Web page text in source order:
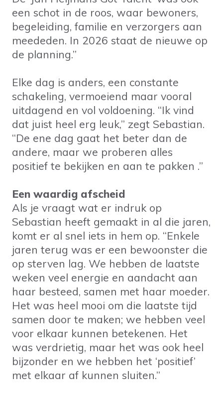
een schot in de roos, waar bewoners,
begeleiding, familie en verzorgers aan
meededen. In 2026 staat de nieuwe op
de planning.”
Elke dag is anders, een constante
schakeling, vermoeiend maar vooral
uitdagend en vol voldoening. “Ik vind
dat juist heel erg leuk,” zegt Sebastian.
“De ene dag gaat het beter dan de
andere, maar we proberen alles
positief te bekijken en aan te pakken .”
Een waardig afscheid
Als je vraagt wat er indruk op
Sebastian heeft gemaakt in al die jaren,
komt er al snel iets in hem op. “Enkele
jaren terug was er een bewoonster die
op sterven lag. We hebben de laatste
weken veel energie en aandacht aan
haar besteed, samen met haar moeder.
Het was heel mooi om die laatste tijd
samen door te maken; we hebben veel
voor elkaar kunnen betekenen. Het
was verdrietig, maar het was ook heel
bijzonder en we hebben het ‘positief’
met elkaar af kunnen sluiten.”